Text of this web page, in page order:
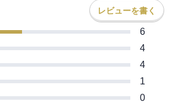
レビューを書く
6
4
4
1
0